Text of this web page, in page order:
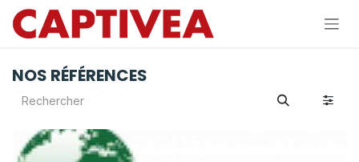
Se rendre au contenu
NOS RÉFÉRENCES